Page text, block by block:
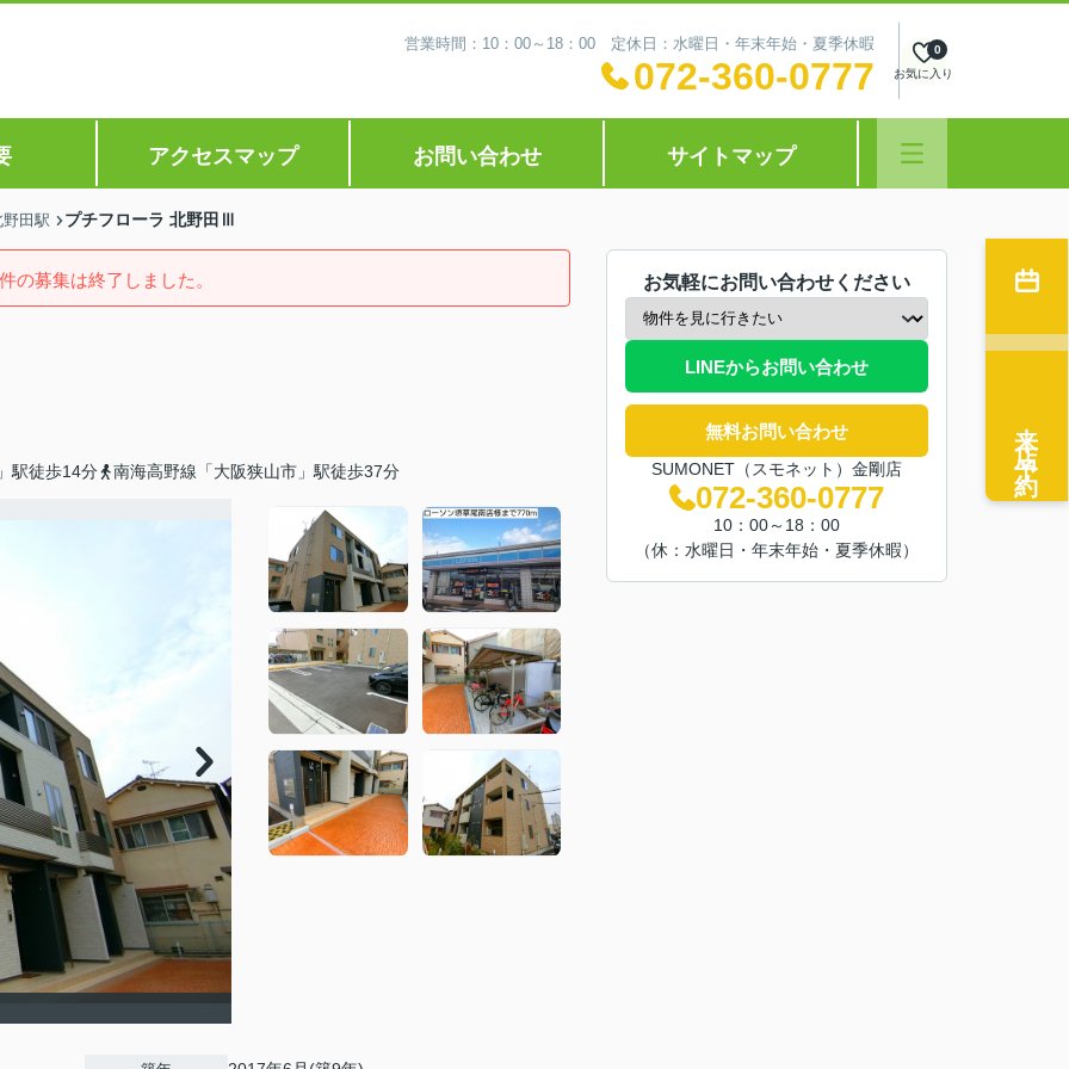
営業時間：10：00～18：00 定休日：水曜日・年末年始・夏季休暇
072-360-0777 お気に入り
0
アクセスマップ お問い合わせ サイトマップ
野田駅 プチフローラ 北野田Ⅲ
の募集は終了しました。
駅徒歩14分 南海高野線「大阪狭山市」駅徒歩37分
お気軽にお問い合わせください
LINEからお問い合わせ
無料お問い合わせ
SUMONET（スモネット）金剛店
072-360-0777
10：00～18：00
（休：水曜日・年末年始・夏季休暇）
来店予約